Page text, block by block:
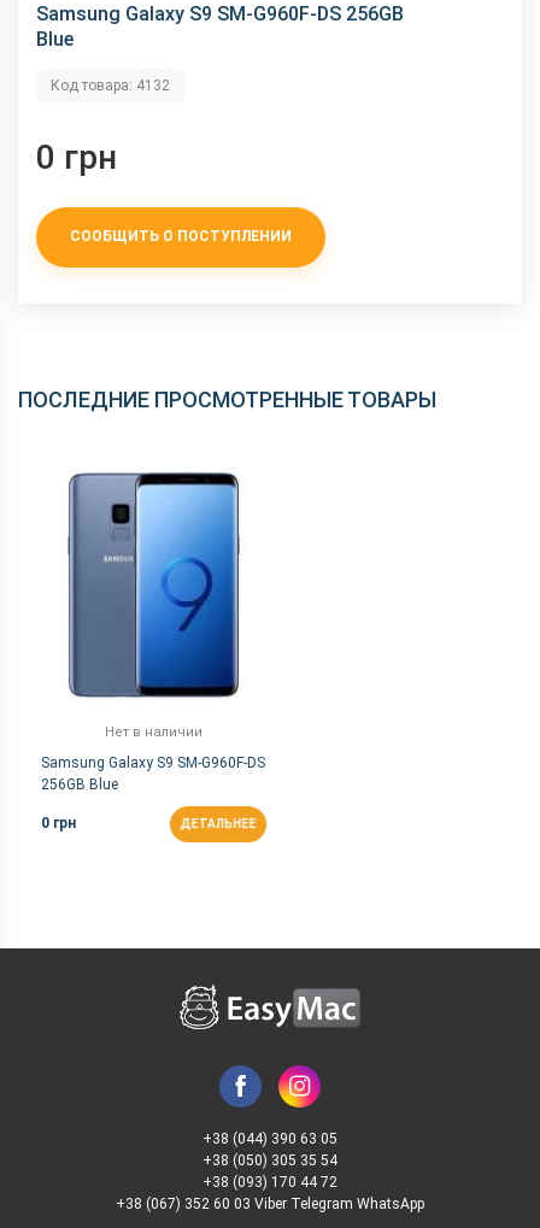
Samsung Galaxy S9 SM-G960F-DS 256GB
Blue
Код товара: 4132
0 грн
СООБЩИТЬ О ПОСТУПЛЕНИИ
ПОСЛЕДНИЕ ПРОСМОТРЕННЫЕ ТОВАРЫ
Нет в наличии
Samsung Galaxy S9 SM-G960F-DS
256GB Blue
0 грн ДЕТАЛЬНЕЕ
+38 (044) 390 63 05
+38 (050) 305 35 54
+38 (093) 170 44 72
+38 (067) 352 60 03 Viber Telegram WhatsApp